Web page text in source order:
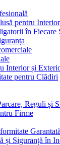
pentru
în Fiecare
Interior și
pentru Clădiri
Reguli și
Firme
Garantată
și Siguranță în